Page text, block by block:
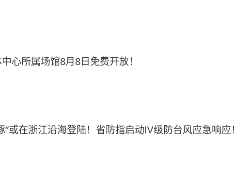
心所属场馆8月8日免费开放！
”或在浙江沿海登陆！省防指启动Ⅳ级防台风应急响应！